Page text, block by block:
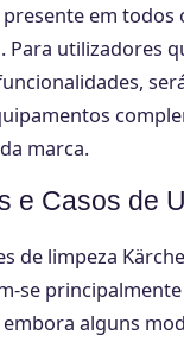
em todos
Para utilizadores
marca.
e Casos de
de limpeza
se
alguns